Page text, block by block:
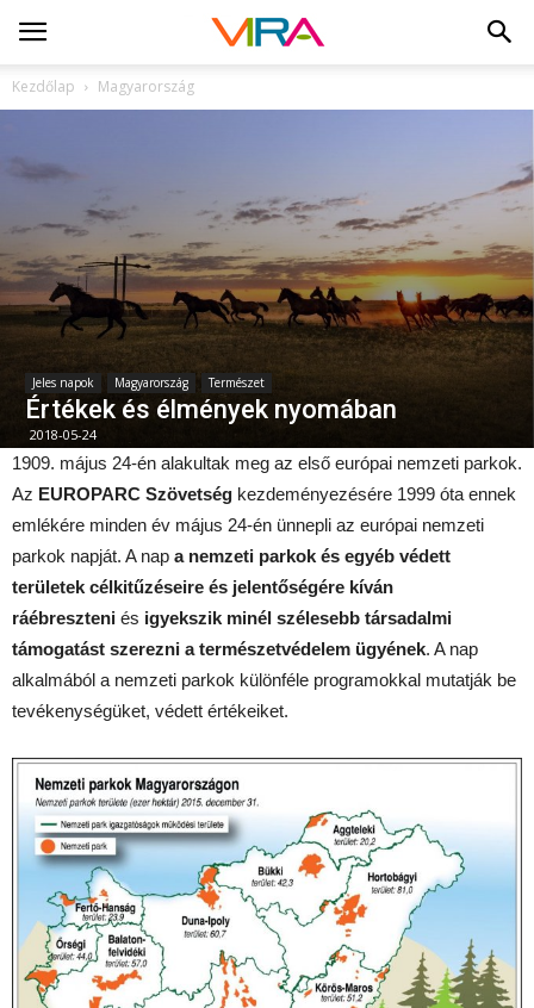
Kezdőlap Magyarország
Jeles napok Magyarország Természet
Értékek és élmények nyomában
2018-05-24
1909. május 24-én alakultak meg az első európai nemzeti parkok.
Az EUROPARC Szövetség kezdeményezésére 1999 óta ennek
emlékére minden év május 24-én ünnepli az európai nemzeti
parkok napját. A nap a nemzeti parkok és egyéb védett
területek célkitűzéseire és jelentőségére kíván
ráébreszteni és igyekszik minél szélesebb társadalmi
támogatást szerezni a természetvédelem ügyének. A nap
alkalmából a nemzeti parkok különféle programokkal mutatják be
tevékenységüket, védett értékeiket.